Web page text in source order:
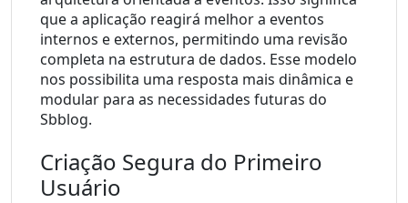
que a aplicação reagirá melhor a eventos
internos e externos, permitindo uma revisão
completa na estrutura de dados. Esse modelo
nos possibilita uma resposta mais dinâmica e
modular para as necessidades futuras do
Sbblog.
Criação Segura do Primeiro
Usuário